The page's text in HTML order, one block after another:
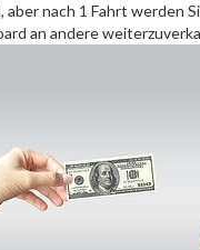
aber nach 1 Fahrt werden
an andere